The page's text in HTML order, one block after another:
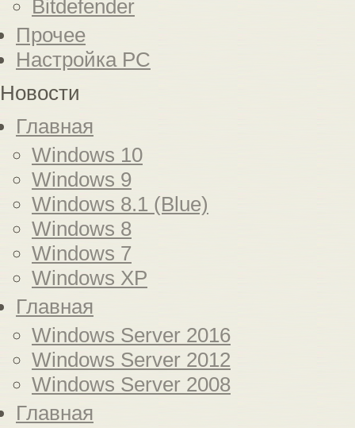
Bitdefender
Прочее
Настройка PC
Новости
Главная
Windows 10
Windows 9
Windows 8.1 (Blue)
Windows 8
Windows 7
Windows XP
Главная
Windows Server 2016
Windows Server 2012
Windows Server 2008
Главная